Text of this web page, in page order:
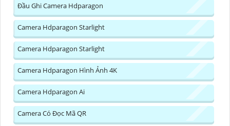
Đầu Ghi Camera Hdparagon
Camera Hdparagon Starlight
Camera Hdparagon Starlight
Camera Hdparagon Hình Ảnh 4K
Camera Hdparagon Ai
Camera Có Đọc Mã QR